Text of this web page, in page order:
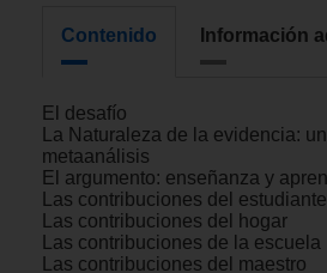
Contenido Información
El desafío
La Naturaleza de la evidencia:
metaanálisis
El argumento: enseñanza y
Las contribuciones del estudiante
Las contribuciones del hogar
Las contribuciones de la escuela
Las contribuciones del maestro